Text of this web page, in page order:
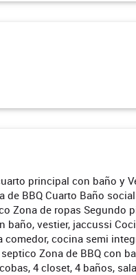
principal con baño y
BBQ Cuarto Baño
Zona de ropas Segundo
vestier, jaccussi
cocina semi
Zona de BBQ con
4 closet, 4 baños,